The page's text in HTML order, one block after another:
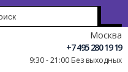
Москва
+7 495 280 19 19
9:30 - 21:00 Без выходных